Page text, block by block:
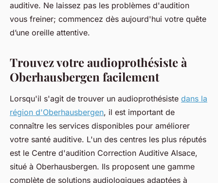
auditive. Ne laissez pas les problèmes d'audition
vous freiner; commencez dès aujourd'hui votre quête
d’une oreille attentive.
Trouvez votre audioprothésiste à
Oberhausbergen facilement
Lorsqu'il s'agit de trouver un audioprothésiste dans la
région d'Oberhausbergen, il est important de
connaître les services disponibles pour améliorer
votre santé auditive. L'un des centres les plus réputés
est le Centre d'audition Correction Auditive Alsace,
situé à Oberhausbergen. Ils proposent une gamme
complète de solutions audiologiques adaptées à